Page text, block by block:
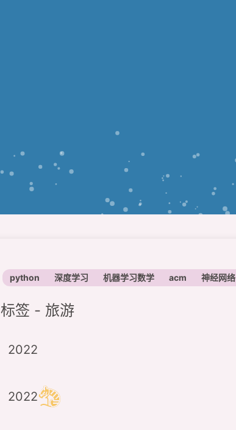
python 深度学习 机器学习数学 acm 神经网络
标签 - 旅游
2022
2022